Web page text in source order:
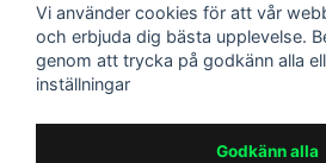
Bli medlem i vårt nyhetsbrev
email
Mejladress
Bli medlem i vårt nyhetsbrev och ta del
Vi använder cookies för att vår
och erbjuda dig bästa upplevelse.
genom att trycka på godkänn alla
inställningar
Godkänn alla